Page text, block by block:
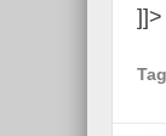
]]>